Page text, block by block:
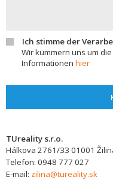
Ich stimme der
Wir kümmern uns um
Informationen hier
TUreality s.r.o.
Hálkova 2761/33 01001
Telefon: 0948 777 027
E-mail: zilina@tureality.sk